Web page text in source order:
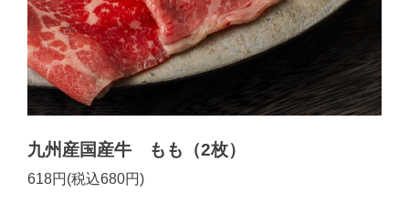
九州産国産牛 もも（2枚）
618円(税込680円)